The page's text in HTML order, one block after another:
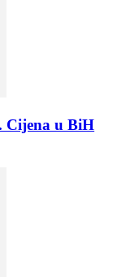
Cijena u BiH